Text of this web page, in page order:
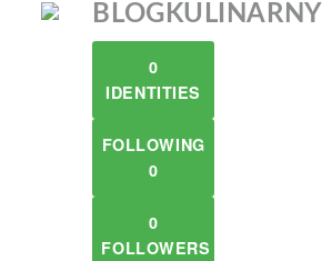
BLOGKULINARNY
0
IDENTITIES
FOLLOWING
0
0
FOLLOWERS